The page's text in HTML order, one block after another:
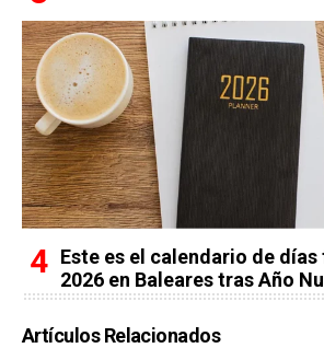
Este es el calendario de
2026 en Baleares tras Año
Artículos Relacionados